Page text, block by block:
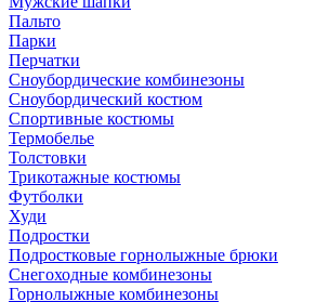
Пальто
Парки
Перчатки
Сноубордические комбинезоны
Сноубордический костюм
Спортивные костюмы
Термобелье
Толстовки
Трикотажные костюмы
Футболки
Худи
Подростки
Подростковые горнолыжные брюки
Снегоходные комбинезоны
Горнолыжные комбинезоны